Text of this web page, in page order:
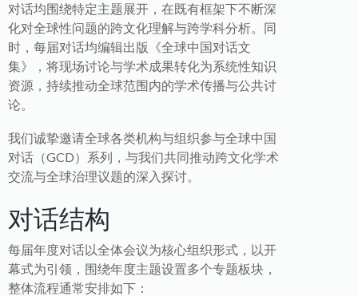
对话均围绕特定主题展开，在既有框架下不断深
化对全球性问题的跨文化理解与跨学科分析。同
时，每届对话均编辑出版《全球中国对话文
集》，将现场讨论与学术成果转化为系统性知识
资源，持续推动全球范围内的学术传播与公共讨
论。
我们诚挚邀请全球各类机构与组织参与全球中国
对话（GCD）系列，与我们共同推动跨文化学术
交流与全球治理议题的深入探讨。
对话结构
每届年度对话以全体会议为核心组织形式，以开
幕式为引领，围绕年度主题设置多个专题板块，
整体流程通常安排如下：